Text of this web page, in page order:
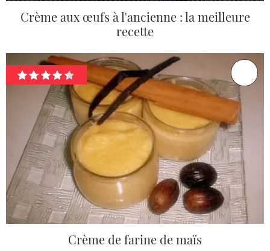
Crème aux œufs à l'ancienne : la meilleure
recette
Crème de farine de maïs